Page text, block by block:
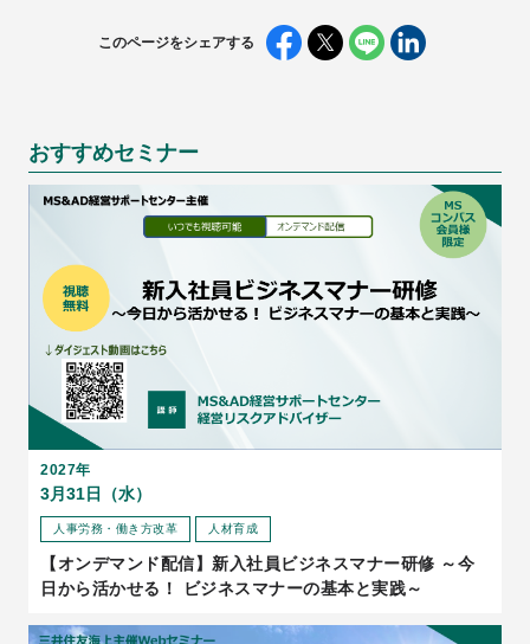
このページをシェアする
おすすめセミナー
2027年
3月31日（水）
人事労務・働き方改革 人材育成
【オンデマンド配信】新入社員ビジネスマナー研修 ～今
日から活かせる！ ビジネスマナーの基本と実践～